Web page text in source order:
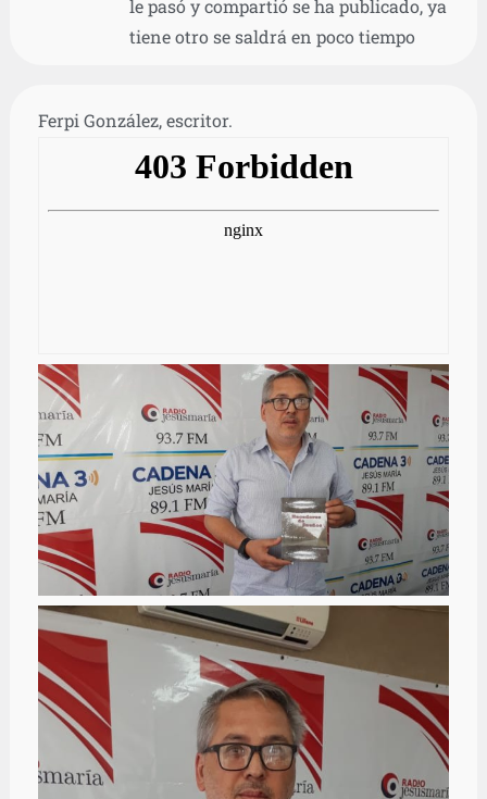
le pasó y compartió se ha publicado, ya
tiene otro se saldrá en poco tiempo
Ferpi González, escritor.